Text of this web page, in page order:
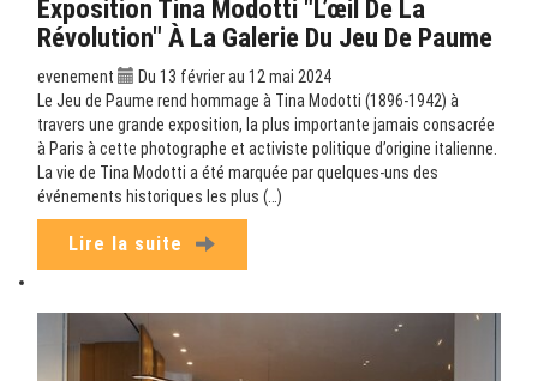
Exposition Tina Modotti "L’œil De La
Révolution" À La Galerie Du Jeu De Paume
evenement
Du 13 février au 12 mai 2024
Le Jeu de Paume rend hommage à Tina Modotti (1896-1942) à
travers une grande exposition, la plus importante jamais consacrée
à Paris à cette photographe et activiste politique d’origine italienne.
La vie de Tina Modotti a été marquée par quelques-uns des
événements historiques les plus (…)
Lire la suite